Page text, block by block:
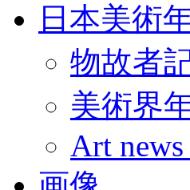
日本美術
物故者
美術界
Art